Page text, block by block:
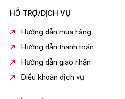
HỖ TRỢ/DỊCH VỤ
Hướng dẫn mua hàng
Hướng dẫn thanh toán
Hướng dẫn giao nhận
Điều khoản dịch vụ